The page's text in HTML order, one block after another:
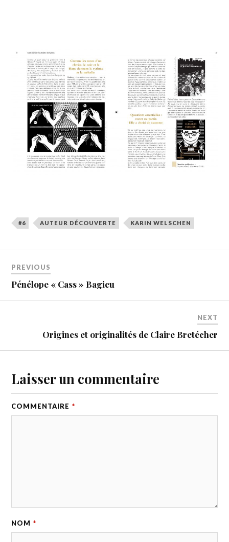
#6 AUTEUR DÉCOUVERTE KARIN WELSCHEN
PREVIOUS
Pénélope « Cass » Bagieu
NEXT
Origines et originalités de Claire Bretécher
Laisser un commentaire
COMMENTAIRE *
NOM *